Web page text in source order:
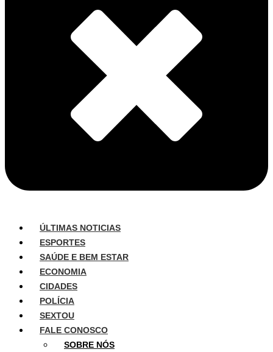
ÚLTIMAS NOTICIAS
ESPORTES
SAÚDE E BEM ESTAR
ECONOMIA
CIDADES
POLÍCIA
SEXTOU
FALE CONOSCO
SOBRE NÓS